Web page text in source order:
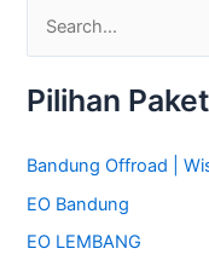
u
n
t
Pilihan Paket
Bandung Offroad |
EO Bandung
EO LEMBANG